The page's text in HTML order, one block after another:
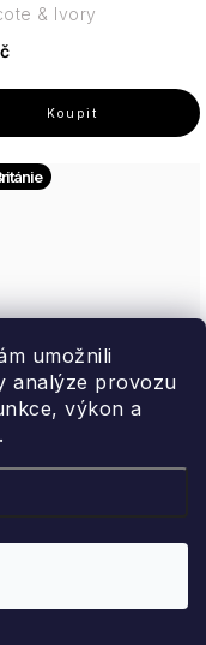
umožnili
analýze provozu
výkon a
.
& Ivory
Wild Flowers
& Ivory ...